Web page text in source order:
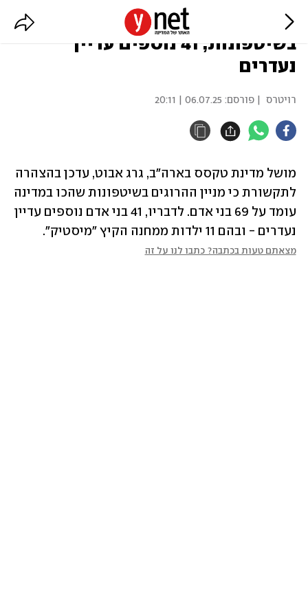
מושל טקסס: 69 הרוגים
בשיטפונות, 41 נוספים עדיין
נעדרים
רויטרס | פורסם: 06.07.25 | 20:11
נעדרים - ובהם 11 ילדות ממחנה הקיץ "מיסטיק".
מצאתם טעות בכתבה? כתבו לנו על זה